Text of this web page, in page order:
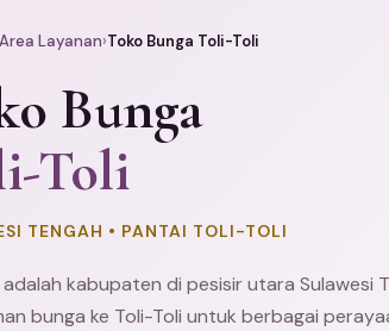
Area Layanan›Toko Bunga Toli-Toli
Bunga
Toli
TENGAH • PANTAI TOLI-TOLI
kabupaten di pesisir utara Sulawesi
bunga ke Toli-Toli untuk berbagai